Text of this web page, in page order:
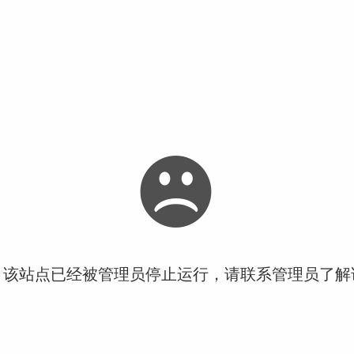
站点已经被管理员停止运行，请联系管理员了